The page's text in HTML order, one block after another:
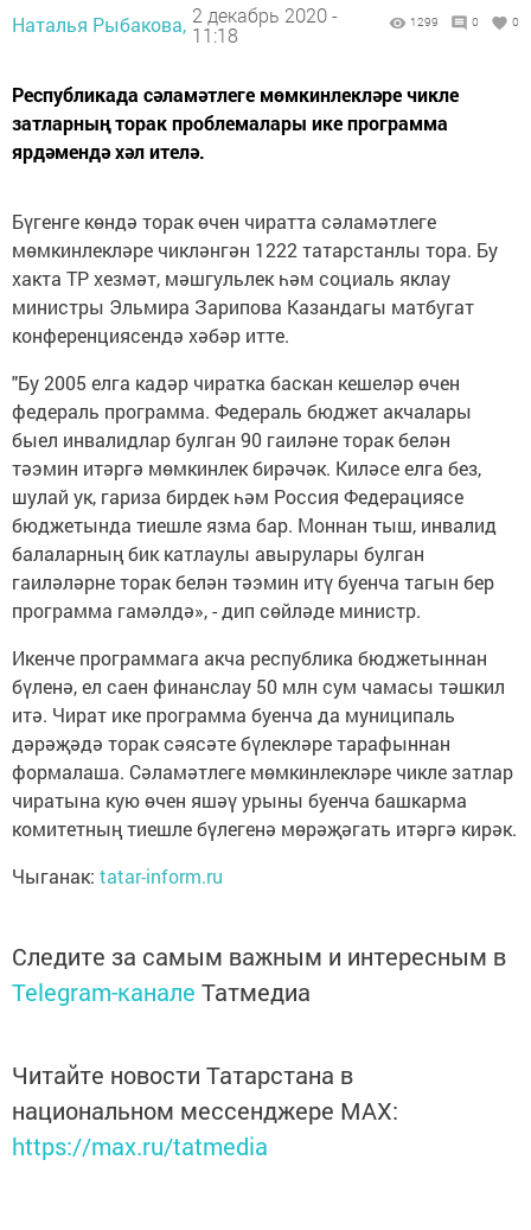
Наталья Рыбакова, 2 декабрь 2020 -
11:18
1299 0 0
Республикада сәламәтлеге мөмкинлекләре чикле
затларның торак проблемалары ике программа
ярдәмендә хәл ителә.
Бүгенге көндә торак өчен чиратта сәламәтлеге
мөмкинлекләре чикләнгән 1222 татарстанлы тора. Бу
хакта ТР хезмәт, мәшгульлек һәм социаль яклау
министры Эльмира Зарипова Казандагы матбугат
конференциясендә хәбәр итте.
"Бу 2005 елга кадәр чиратка баскан кешеләр өчен
федераль программа. Федераль бюджет акчалары
быел инвалидлар булган 90 гаиләне торак белән
тәэмин итәргә мөмкинлек бирәчәк. Киләсе елга без,
шулай ук, гариза бирдек һәм Россия Федерациясе
бюджетында тиешле язма бар. Моннан тыш, инвалид
балаларның бик катлаулы авырулары булган
гаиләләрне торак белән тәэмин итү буенча тагын бер
программа гамәлдә», - дип сөйләде министр.
Икенче программага акча республика бюджетыннан
бүленә, ел саен финанслау 50 млн сум чамасы тәшкил
итә. Чират ике программа буенча да муниципаль
дәрәҗәдә торак сәясәте бүлекләре тарафыннан
формалаша. Сәламәтлеге мөмкинлекләре чикле затлар
чиратына кую өчен яшәү урыны буенча башкарма
комитетның тиешле бүлегенә мөрәҗәгать итәргә кирәк.
Чыганак: tatar-inform.ru
Следите за самым важным и интересным в
Telegram-канале Татмедиа
Читайте новости Татарстана в
национальном мессенджере MАХ:
https://max.ru/tatmedia